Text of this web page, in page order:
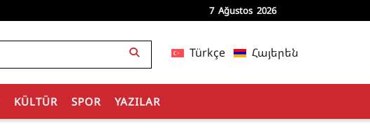
7 Ağustos 2026
Türkçe Հայերեն
KÜLTÜR SPOR YAZILAR